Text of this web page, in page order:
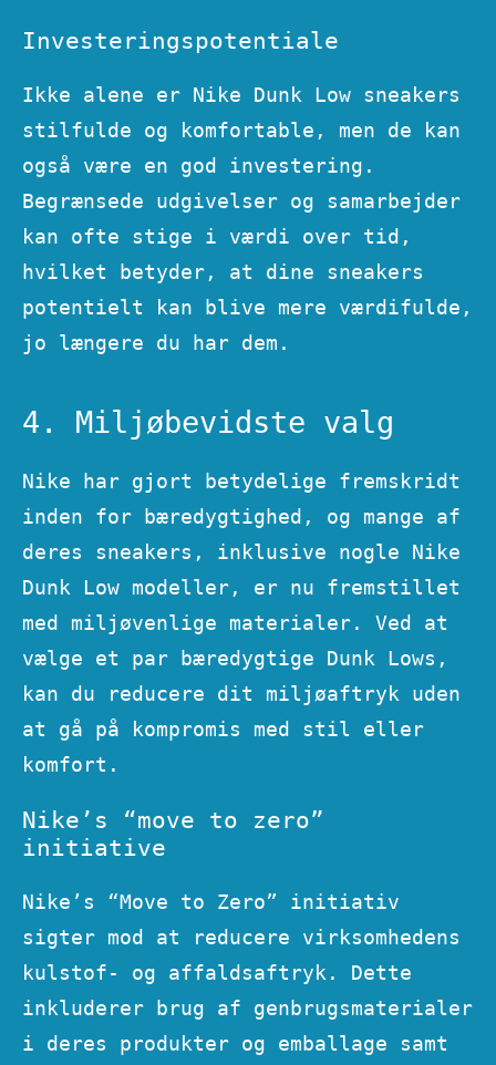
Investeringspotentiale
Ikke alene er Nike Dunk Low sneakers
stilfulde og komfortable, men de kan
også være en god investering.
Begrænsede udgivelser og samarbejder
kan ofte stige i værdi over tid,
hvilket betyder, at dine sneakers
potentielt kan blive mere værdifulde,
jo længere du har dem.
4. Miljøbevidste valg
Nike har gjort betydelige fremskridt
inden for bæredygtighed, og mange af
deres sneakers, inklusive nogle Nike
Dunk Low modeller, er nu fremstillet
med miljøvenlige materialer. Ved at
vælge et par bæredygtige Dunk Lows,
kan du reducere dit miljøaftryk uden
at gå på kompromis med stil eller
komfort.
Nike’s “move to zero”
initiative
Nike’s “Move to Zero” initiativ
sigter mod at reducere virksomhedens
kulstof- og affaldsaftryk. Dette
inkluderer brug af genbrugsmaterialer
i deres produkter og emballage samt